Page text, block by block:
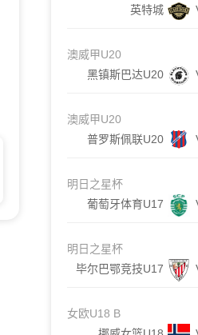
英特城
澳威甲U20
黑镇斯巴达U20
澳威甲U20
普罗斯佩联U20
明日之星杯
葡萄牙体育U17
明日之星杯
毕尔巴鄂竞技U17
女欧U18 B